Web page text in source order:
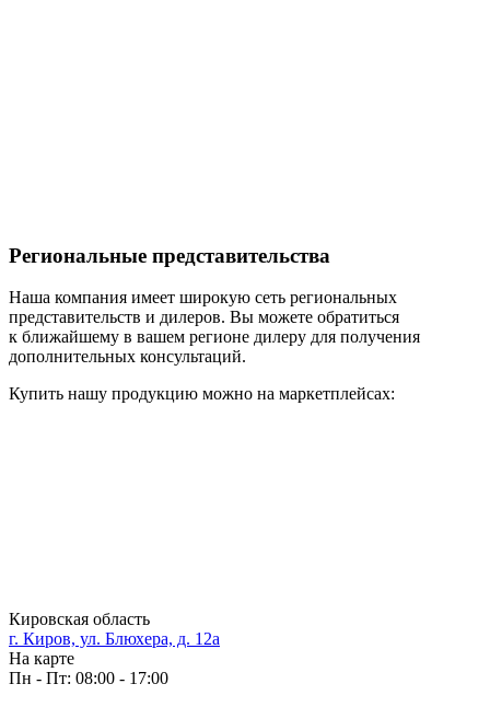
Региональные представительства
Наша компания имеет широкую сеть региональных
представительств и дилеров. Вы можете обратиться
к ближайшему в вашем регионе дилеру для получения
дополнительных консультаций.
Купить нашу продукцию можно на маркетплейсах:
Кировская область
г. Киров, ул. Блюхера, д. 12а
На карте
Пн - Пт: 08:00 - 17:00